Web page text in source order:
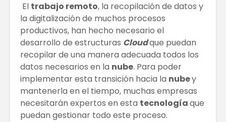
El trabajo remoto, la recopilación de datos y
la digitalización de muchos procesos
productivos, han hecho necesario el
desarrollo de estructuras Cloudque puedan
recopilar de una manera adecuada todos los
datos necesarios en la nube. Para poder
implementar esta transición hacia la nubey
mantenerla en el tiempo, muchas empresas
necesitarán expertos en esta tecnologíaque
puedan gestionar todo este proceso.